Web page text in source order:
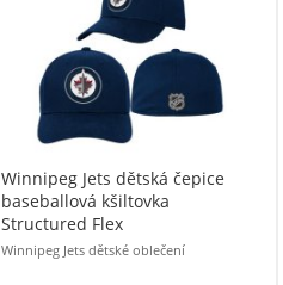
Winnipeg Jets dětská čepice
baseballová kšiltovka
Structured Flex
Winnipeg Jets dětské oblečení